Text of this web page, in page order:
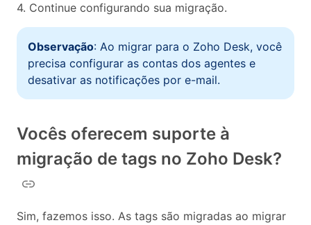
4. Continue configurando sua migração.
Observação: Ao migrar para o Zoho Desk, você
precisa configurar as contas dos agentes e
desativar as notificações por e-mail.
Vocês oferecem suporte à
migração de tags no Zoho Desk?
Sim, fazemos isso. As tags são migradas ao migrar